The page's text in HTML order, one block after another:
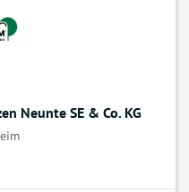
Neunte SE & Co. KG